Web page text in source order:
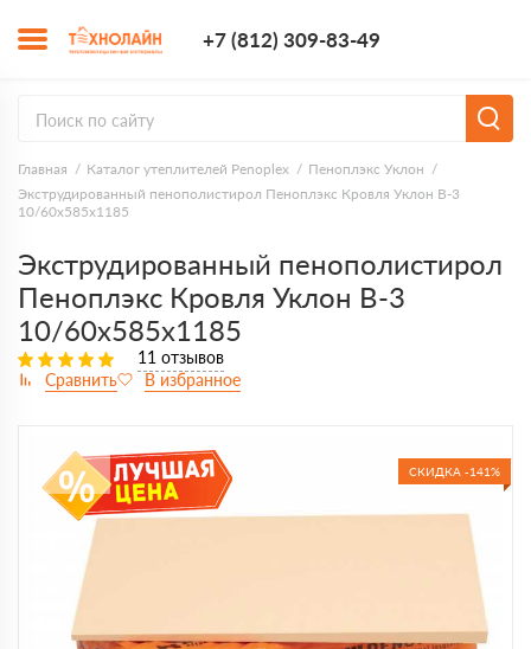
+7 (812) 309-83-49
Главная Каталог утеплителей Penoplex
Пеноплэкс Уклон
Экструдированный пенополистирол Пеноплэкс Кровля Уклон В-3
10/60х585х1185
Экструдированный пенополистирол
Пеноплэкс Кровля Уклон В-3
10/60х585х1185
11 отзывов
СКИДКА -141%